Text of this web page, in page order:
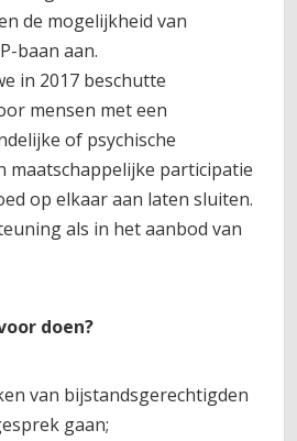
de mogelijkheid van
baan aan.
in 2017 beschutte
mensen met een
of psychische
maatschappelijke participatie
op elkaar aan laten sluiten.
als in het aanbod van
doen?
van bijstandsgerechtigden
gaan;